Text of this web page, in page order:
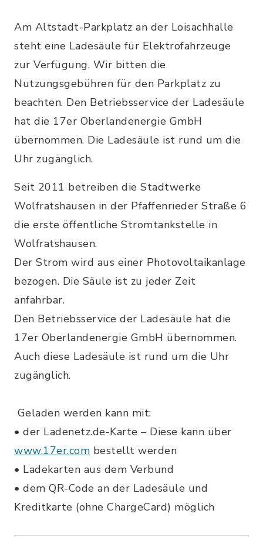
Am Altstadt-Parkplatz an der Loisachhalle
steht eine Ladesäule für Elektrofahrzeuge
zur Verfügung. Wir bitten die
Nutzungsgebühren für den Parkplatz zu
beachten. Den Betriebsservice der Ladesäule
hat die 17er Oberlandenergie GmbH
übernommen. Die Ladesäule ist rund um die
Uhr zugänglich.
Seit 2011 betreiben die Stadtwerke
Wolfratshausen in der Pfaffenrieder Straße 6
die erste öffentliche Stromtankstelle in
Wolfratshausen.
Der Strom wird aus einer Photovoltaikanlage
bezogen. Die Säule ist zu jeder Zeit
anfahrbar.
Den Betriebsservice der Ladesäule hat die
17er Oberlandenergie GmbH übernommen.
Auch diese Ladesäule ist rund um die Uhr
zugänglich.
Geladen werden kann mit:
• der Ladenetz.de-Karte – Diese kann über
www.17er.com bestellt werden
• Ladekarten aus dem Verbund
• dem QR-Code an der Ladesäule und
Kreditkarte (ohne ChargeCard) möglich